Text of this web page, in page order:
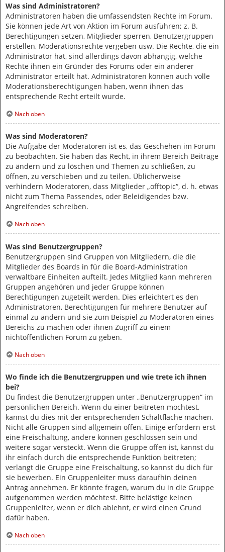
Was sind Administratoren?
Administratoren haben die umfassendsten Rechte im Forum.
Sie können jede Art von Aktion im Forum ausführen; z. B.
Berechtigungen setzen, Mitglieder sperren, Benutzergruppen
erstellen, Moderationsrechte vergeben usw. Die Rechte, die ein
Administrator hat, sind allerdings davon abhängig, welche
Rechte ihnen ein Gründer des Forums oder ein anderer
Administrator erteilt hat. Administratoren können auch volle
Moderationsberechtigungen haben, wenn ihnen das
entsprechende Recht erteilt wurde.
Nach oben
Was sind Moderatoren?
Die Aufgabe der Moderatoren ist es, das Geschehen im Forum
zu beobachten. Sie haben das Recht, in ihrem Bereich Beiträge
zu ändern und zu löschen und Themen zu schließen, zu
öffnen, zu verschieben und zu teilen. Üblicherweise
verhindern Moderatoren, dass Mitglieder „offtopic“, d. h. etwas
nicht zum Thema Passendes, oder Beleidigendes bzw.
Angreifendes schreiben.
Nach oben
Was sind Benutzergruppen?
Benutzergruppen sind Gruppen von Mitgliedern, die die
Mitglieder des Boards in für die Board-Administration
verwaltbare Einheiten aufteilt. Jedes Mitglied kann mehreren
Gruppen angehören und jeder Gruppe können
Berechtigungen zugeteilt werden. Dies erleichtert es den
Administratoren, Berechtigungen für mehrere Benutzer auf
einmal zu ändern und sie zum Beispiel zu Moderatoren eines
Bereichs zu machen oder ihnen Zugriff zu einem
nichtöffentlichen Forum zu geben.
Nach oben
Wo finde ich die Benutzergruppen und wie trete ich ihnen
bei?
Du findest die Benutzergruppen unter „Benutzergruppen“ im
persönlichen Bereich. Wenn du einer beitreten möchtest,
kannst du dies mit der entsprechenden Schaltfläche machen.
Nicht alle Gruppen sind allgemein offen. Einige erfordern erst
eine Freischaltung, andere können geschlossen sein und
weitere sogar versteckt. Wenn die Gruppe offen ist, kannst du
ihr einfach durch die entsprechende Funktion beitreten;
verlangt die Gruppe eine Freischaltung, so kannst du dich für
sie bewerben. Ein Gruppenleiter muss daraufhin deinen
Antrag annehmen. Er könnte fragen, warum du in die Gruppe
aufgenommen werden möchtest. Bitte belästige keinen
Gruppenleiter, wenn er dich ablehnt, er wird einen Grund
dafür haben.
Nach oben